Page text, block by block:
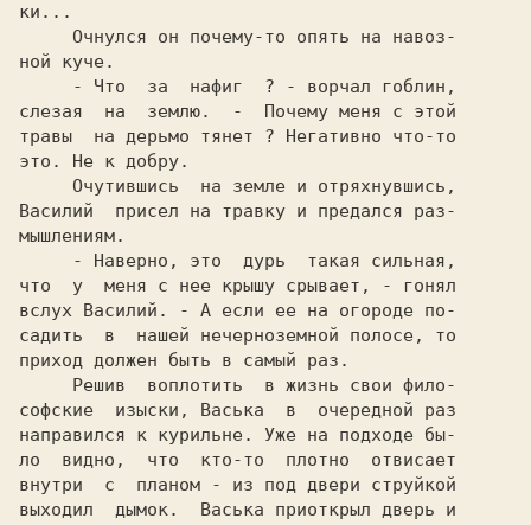
ки...
ной куче.
слезая  на  землю.  -  Почему меня с этой
травы  на дерьмо тянет ? Негативно что-то
это. Не к добру.
Василий  присел на травку и предался раз-
мышлениям.
что  у  меня с нее крышу срывает, - гонял
вслух Василий. - А если ее на огороде по-
садить  в  нашей нечерноземной полосе, то
приход должен быть в самый раз.
софские  изыски, Васька  в  очередной раз
направился к курильне. Уже на подходе бы-
ло  видно,  что  кто-то  плотно  отвисает
внутри  с  планом - из под двери струйкой
выходил  дымок.  Васька приоткрыл дверь и